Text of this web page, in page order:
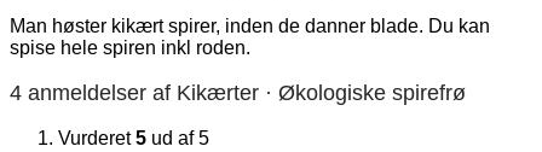
Man høster kikært spirer, inden de danner blade. Du kan
spise hele spiren inkl roden.
4 anmeldelser af Kikærter · Økologiske spirefrø
Vurderet5 ud af 5